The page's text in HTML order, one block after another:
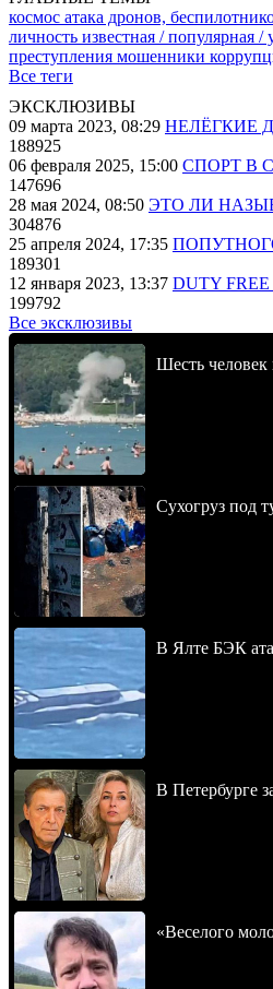
космос атака дронов,
личность известная / популярная
преступления мошенники
Все теги
ЭКСКЛЮЗИВЫ
09 марта 2023, 08:29 НЕЛЁГКИЕ
188925
06 февраля 2025, 15:00 СПОРТ В
147696
28 мая 2024, 08:50 ЭТО ЛИ
304876
25 апреля 2024, 17:35
189301
12 января 2023, 13:37 DUTY
199792
Все эксклюзивы
Шесть
Сухогруз под
В Ялте БЭК
В Петербурге
«Веселого